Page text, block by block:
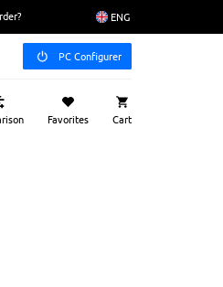
ENG
PC Configurer
Favorites Cart